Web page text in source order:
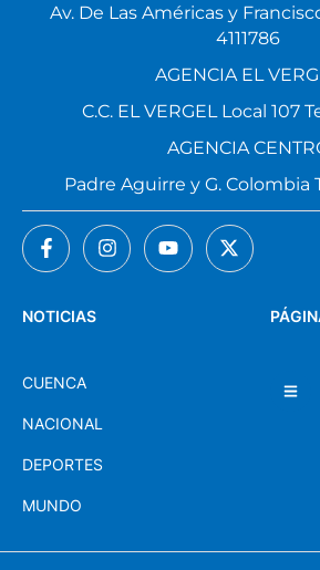
NOTICIAS
CUENCA
NACIONAL
DEPORTES
MUNDO
Av. De Las Américas y
4111786
AGENCIA EL
C.C. EL VERGEL Local 107
AGENCIA
Padre Aguirre y G. Colombia